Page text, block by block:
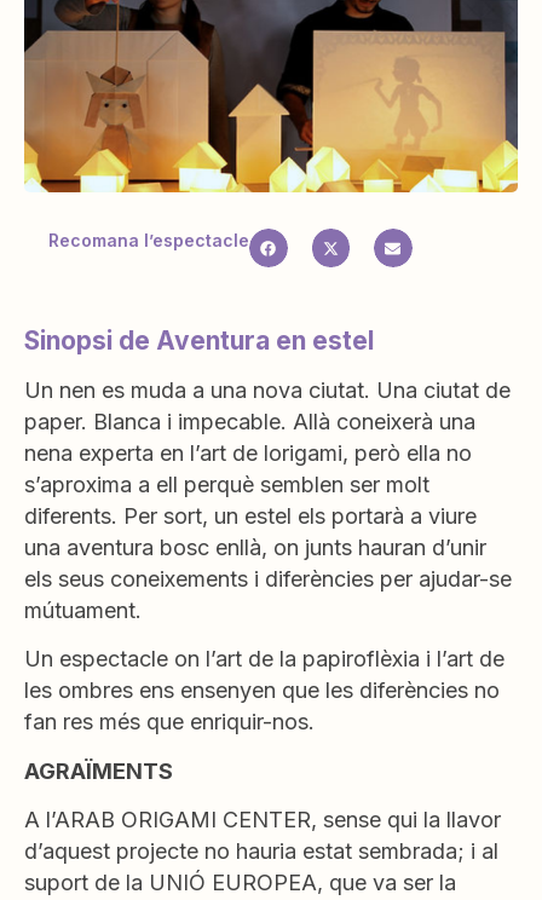
Recomana l’espectacle
Sinopsi de Aventura en estel
Un nen es muda a una nova ciutat. Una ciutat de
paper. Blanca i impecable. Allà coneixerà una
nena experta en l’art de lorigami, però ella no
s’aproxima a ell perquè semblen ser molt
diferents. Per sort, un estel els portarà a viure
una aventura bosc enllà, on junts hauran d’unir
els seus coneixements i diferències per ajudar-se
mútuament.
Un espectacle on l’art de la papiroflèxia i l’art de
les ombres ens ensenyen que les diferències no
fan res més que enriquir-nos.
AGRAÏMENTS
A l’ARAB ORIGAMI CENTER, sense qui la llavor
d’aquest projecte no hauria estat sembrada; i al
suport de la UNIÓ EUROPEA, que va ser la